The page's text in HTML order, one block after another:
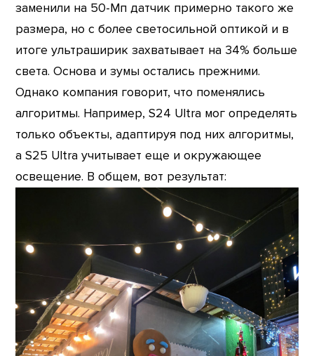
заменили на 50-Мп датчик примерно такого же
размера, но с более светосильной оптикой и в
итоге ультраширик захватывает на 34% больше
света. Основа и зумы остались прежними.
Однако компания говорит, что поменялись
алгоритмы. Например, S24 Ultra мог определять
только объекты, адаптируя под них алгоритмы,
а S25 Ultra учитывает еще и окружающее
освещение. В общем, вот результат: